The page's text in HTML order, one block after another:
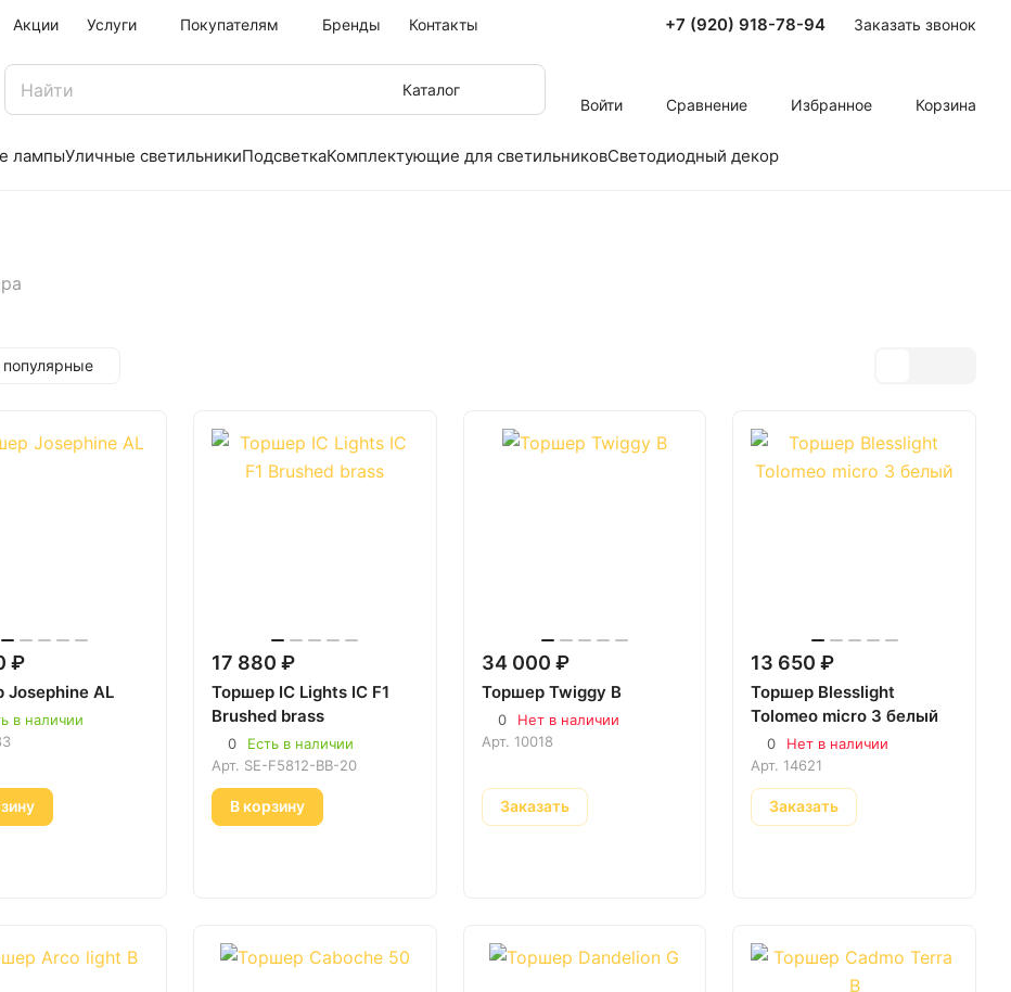
Акции Услуги Покупателям Бренды Контакты +7 (920) 918-78-94 Заказать звонок
Каталог
Войти
Сравнение Избранное Корзина
лампыУличные светильникиПодсветкаКомплектующие для светильниковСветодиодный декор
₽
Josephine AL
в наличии
17 880 ₽
Торшер IC Lights IC F1
Brushed brass
0
Есть в наличии
Арт. SE-F5812-BB-20
В корзину
34 000 ₽
Торшер Twiggy B
0
Нет в наличии
Арт. 10018
Заказать
13 650 ₽
Торшер Blesslight
Tolomeo micro 3 белый
0
Нет в наличии
Арт. 14621
Заказать